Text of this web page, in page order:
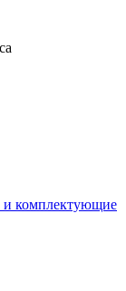
и комплектующие